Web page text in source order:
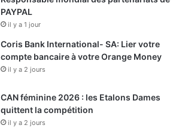
PAYPAL
il y a 1 jour
Coris Bank International- SA: Lier votre
compte bancaire à votre Orange Money
il y a 2 jours
CAN féminine 2026 : les Etalons Dames
quittent la compétition
il y a 2 jours